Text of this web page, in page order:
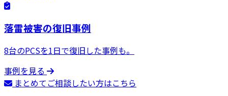
落雷被害の復旧事例
8台のPCSを1日で復旧した事例も。
事例を見る
まとめてご相談したい方はこちら